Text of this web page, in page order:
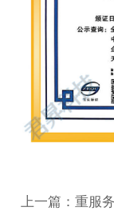
上一篇：重服